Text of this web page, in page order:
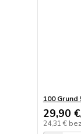
100 Grund
29,90 €
24,31 €